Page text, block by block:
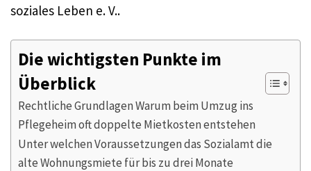
soziales Leben e. V..
Die wichtigsten Punkte im
Überblick
Rechtliche Grundlagen Warum beim Umzug ins
Pflegeheim oft doppelte Mietkosten entstehen
Unter welchen Voraussetzungen das Sozialamt die
alte Wohnungsmiete für bis zu drei Monate